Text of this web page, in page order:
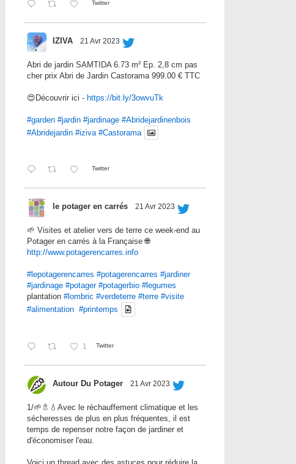
Twitter
IZIVA 21 Avr 2023
Abri de jardin SAMTIDA 6.73 m² Ep. 2,8 cm pas
cher prix Abri de Jardin Castorama 999.00 € TTC
😍Découvrir ici - https://bit.ly/3owvuTk
#garden #jardin #jardinage #Abridejardinenbois
#Abridejardin #iziva #Castorama
Twitter
le potager en carrés 21 Avr 2023
🌱 Visites et atelier vers de terre ce week-end au
Potager en carrés à la Française 🌐
http://www.potagerencarres.info
#lepotagerencarres #potagerencarres #jardiner
#jardinage #potager #potagerbio #legumes
plantation#lombric #verdeterre #terre #visite
#alimentation #printemps
1 Twitter
Autour Du Potager 21 Avr 2023
1/🌱🚿💧Avec le réchauffement climatique et les
sécheresses de plus en plus fréquentes, il est
temps de repenser notre façon de jardiner et
d'économiser l'eau.